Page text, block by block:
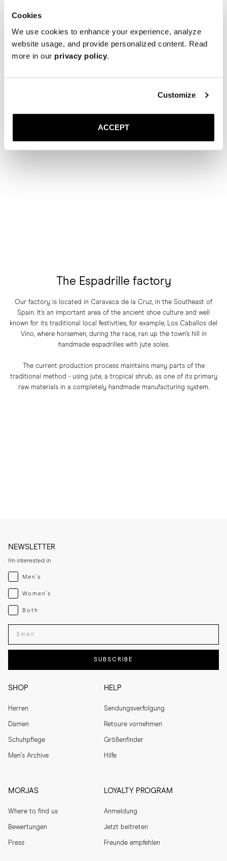
Cookies
We use cookies to enhance your experience, analyze
website usage, and provide personalized content. Read
more in our privacy policy.
Customize
ACCEPT
Showing 8 of 8 Products
The Espadrille factory
Our factory is located in Caravaca de la Cruz, in the Southeast of
Spain. It’s an important area of the ancient shoe culture and well
known for its traditional local festivities, for example, Los Caballos del
Vino, where horsemen, during the race, ran up the town’s hill in
handmade espadrilleswith jute soles.
The current production process maintains many parts of the
traditional method - using jute, a tropical shrub, as one of its primary
raw materials in a completely handmade manufacturing system.
SHOP
Herren
Damen
Schuhpflege
Men's Archive
HELP
Sendungsverfolgung
Retoure vornehmen
Größenfinder
Hilfe
MORJAS
Where to find us
Bewertungen
Press
LOYALTY PROGRAM
Anmeldung
Jetzt beitreten
Freunde empfehlen
NEWSLETTER
I'm interested in
Menswear
Men's
Womenswear
Women's
Both
Both
Enter your email adress
SUBSCRIBE